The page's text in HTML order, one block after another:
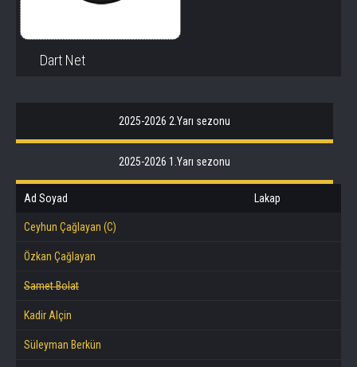
Dart Net
2025-2026 2.Yarı sezonu
2025-2026 1.Yarı sezonu
Ad Soyad Lakap
Ceyhun Çağlayan (C)
Özkan Çağlayan
Samet Bolat
Kadir Alçin
Süleyman Berkün